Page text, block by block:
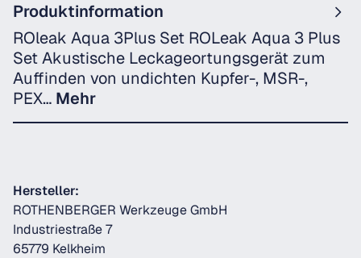
Produktinformation
ROleak Aqua 3Plus Set ROLeak Aqua 3 Plus
Set Akustische Leckageortungsgerät zum
Auffinden von undichten Kupfer-, MSR-,
PEX… Mehr
Hersteller:
ROTHENBERGER Werkzeuge GmbH
Industriestraße 7
65779 Kelkheim